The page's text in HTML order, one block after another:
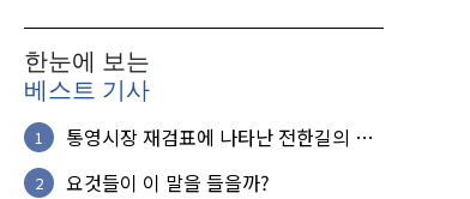
한눈에 보는
베스트 기사
1
통영시장 재검표에 나타난 전한길의 무
2 요것들이 이 말을 들을까?